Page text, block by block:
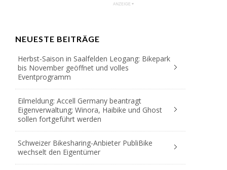
NEUESTE BEITRÄGE
Herbst-Saison in Saalfelden Leogang: Bikepark
bis November geöffnet und volles
Eventprogramm
Eilmeldung: Accell Germany beantragt
Eigenverwaltung; Winora, Haibike und Ghost
sollen fortgeführt werden
Schweizer Bikesharing-Anbieter PubliBike
wechselt den Eigentümer